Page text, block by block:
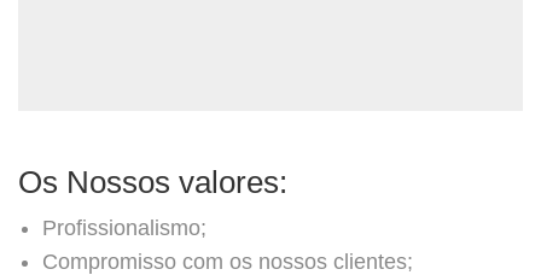
Os Nossos valores:
Profissionalismo;
Compromisso com os nossos clientes;